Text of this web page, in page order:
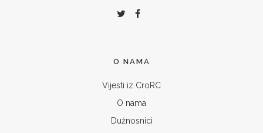
O NAMA
Vijesti iz CroRC
O nama
Dužnosnici